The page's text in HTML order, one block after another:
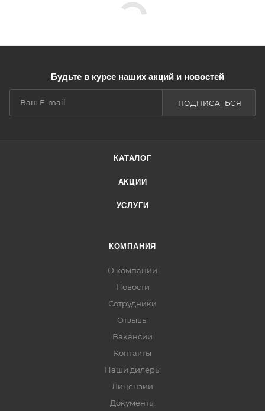
Будьте в курсе наших акций и новостей
ПОДПИСАТЬСЯ
КАТАЛОГ
АКЦИИ
УСЛУГИ
КОМПАНИЯ
О компании
Новости
Сотрудники
Отзывы
Вакансии
Контакты
Наши дилеры
Лицензии
Документы